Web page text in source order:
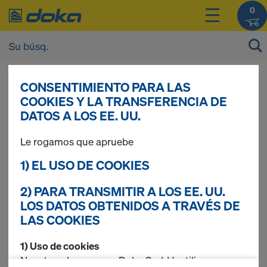
0
¿NECESITA AYUDA?
El equipo de servicio online de Doka le ayudará.
Datos de contacto
Teléfono:+34 650 31 88 09
Horario de atención
Lunes - jueves: 09:00-18:30
CONSENTIMIENTO PARA LAS
COOKIES Y LA TRANSFERENCIA DE
DATOS A LOS EE. UU.
Le rogamos que apruebe
1) EL USO DE COOKIES
2) PARA TRANSMITIR A LOS EE. UU.
LOS DATOS OBTENIDOS A TRAVÉS DE
LAS COOKIES
1) Uso de cookies
Nosotros, la empresa Doka GmbH, utilizamos